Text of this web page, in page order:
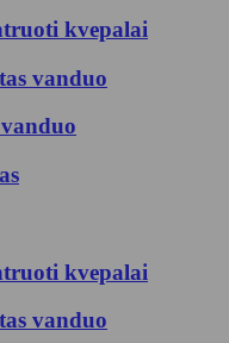
kvepalai
vanduo
kvepalai
vanduo